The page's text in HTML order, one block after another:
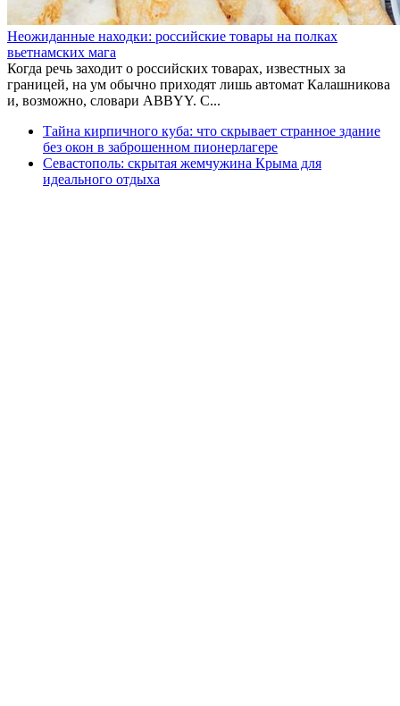
Неожиданные находки: российские товары на полках
вьетнамских мага
Когда речь заходит о российских товарах, известных за
границей, на ум обычно приходят лишь автомат Калашникова
и, возможно, словари ABBYY. С...
Тайна кирпичного куба: что скрывает странное здание
без окон в заброшенном пионерлагере
Севастополь: скрытая жемчужина Крыма для
идеального отдыха